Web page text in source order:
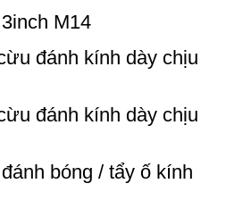
M14
đánh kính dày chịu
đánh kính dày chịu
bóng / tẩy ố kính